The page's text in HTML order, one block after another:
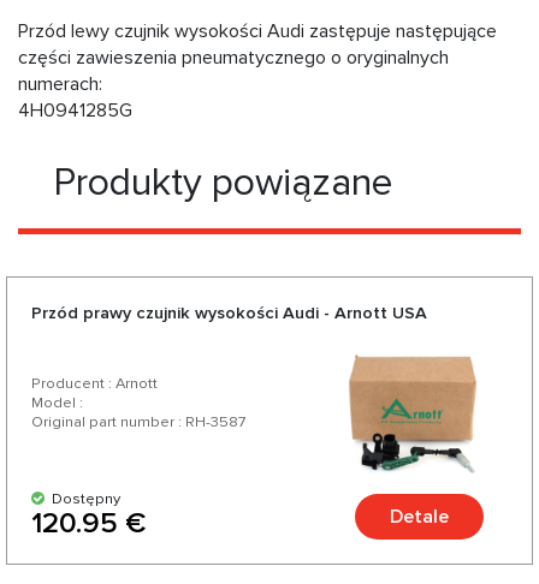
Przód lewy czujnik wysokości Audi zastępuje następujące
części zawieszenia pneumatycznego o oryginalnych
numerach:
4H0941285G
Produkty powiązane
Przód prawy czujnik wysokości Audi - Arnott USA
Producent : Arnott
Model :
Original part number : RH-3587
Dostępny
120.95 € Detale